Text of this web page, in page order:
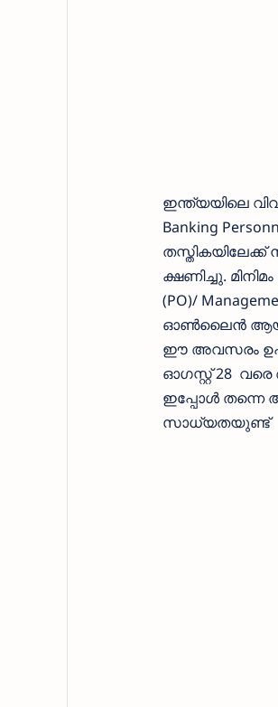
ഇന്ത്യയിലെ
Banking
ക്ഷണിച്ചു.
(PO)/
ഓണ്‍ലൈന്‍ ആയി
ഈ അവസരം
ഓഗസ്റ്റ്‌ 28
ഇപ്പോള്‍ തന്നെ
സാധ്യതയുണ്ട്